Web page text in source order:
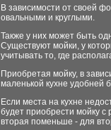
В зависимости от своей
овальными и круглыми.
Также у них может быть
Существуют мойки, у
учитывать то, где
Приобретая мойку, в
маленькой кухне удобней
Если места на кухне
будет приобрести мойку
вторая поменьше - для